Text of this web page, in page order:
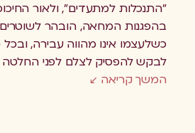
"התנכלות למתעדים", ולאור
בהפגנות המחאה, הובהר
כשלעצמו אינו מהווה עבירה,
לבקש להפסיק לצלם לפני החלטה
המשך קריאה